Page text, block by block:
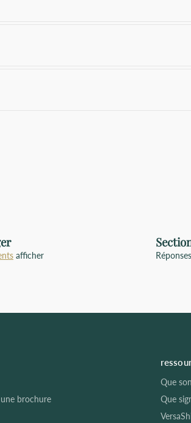
identifiées par des couleurs,
afficher
une brochure
Que
Que